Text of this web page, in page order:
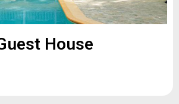
House